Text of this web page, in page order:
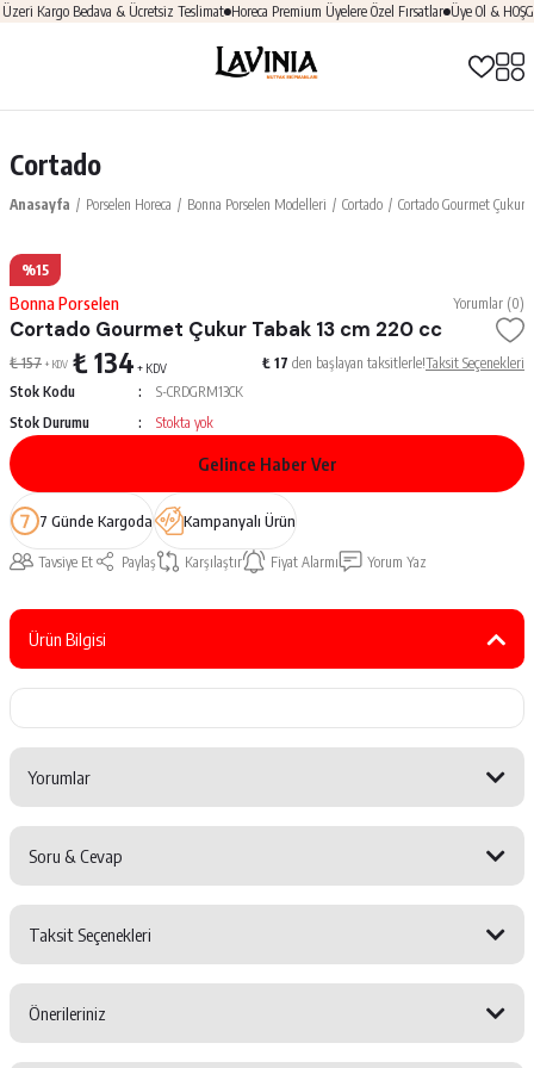
Kargo Bedava & Ücretsiz Teslimat Horeca Premium Üyelere Özel Fırsatlar Üye Ol &
Cortado
Anasayfa Porselen Horeca Bonna Porselen Modelleri Cortado Cortado Gourmet Çukur
%15
Bonna Porselen Yorumlar (0)
Cortado Gourmet Çukur Tabak 13 cm 220 cc
₺ 157 + KDV ₺ 134 + KDV ₺ 17 den başlayan taksitlerle!Taksit Seçenekleri
Stok Kodu
S-CRDGRM13CK
Stok Durumu
Stokta yok
Gelince Haber Ver
7 Günde Kargoda Kampanyalı Ürün
Tavsiye Et Paylaş Karşılaştır Fiyat Alarmı Yorum Yaz
Ürün Bilgisi
Yorumlar
Yorum Yaz
Soru & Cevap
Soru Sor
Taksit Seçenekleri
Önerileriniz